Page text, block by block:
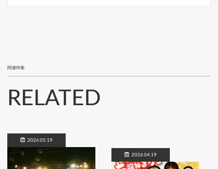
関連特集
RELATED
2026.05.19
2026.04.19